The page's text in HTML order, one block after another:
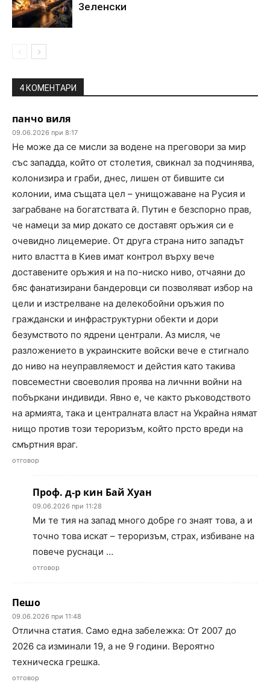
3eлeнcки
4 КОМЕНТАРИ
панчо виля
09.06.2026 при 8:17
Не може да се мисли за водене на преговори за мир
със западда, който от столетия, свикнал за подчинява,
колонизира и граби, днес, лишен от бившите си
колонии, има същата цел – унищожаване на Русия и
заграбване на богатствата й. Путин е безспорно прав,
че намеци за мир докато се доставят оръжия си е
очевидно лицемерие. От друга страна нито западът
нито властта в Киев имат контрол върху вече
доставените оръжия и на по-ниско ниво, отчаяни до
бяс фанатизирани бандеровци си позволяват избор на
цели и изстрелване на делекобойни оръжия по
граждански и инфраструктурни обекти и дори
безумството по ядрени централи. Аз мисля, че
разложението в украинските войски вече е стигнало
до ниво на неуправляемост и дейстия като такива
повсеместни своеволия проява на личнни войни на
побъркани индивиди. Явно е, че както ръководството
на армията, така и централната власт на Украйна нямат
нищо против този тероризъм, който прсто вреди на
смъртния враг.
отговор
Проф. д-р кин Бай Хуан
09.06.2026 при 11:28
Ми те тия на запад много добре го знаят това, а и
точно това искат – тероризъм, страх, избиване на
повече руснаци …
отговор
Пешо
09.06.2026 при 11:48
Отлична статия. Само една забележка: От 2007 до
2026 са изминали 19, а не 9 години. Вероятно
техническа грешка.
отговор